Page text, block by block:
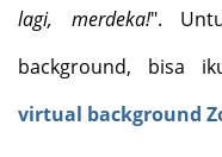
lagi, merdeka!".
background, bisa
virtual background